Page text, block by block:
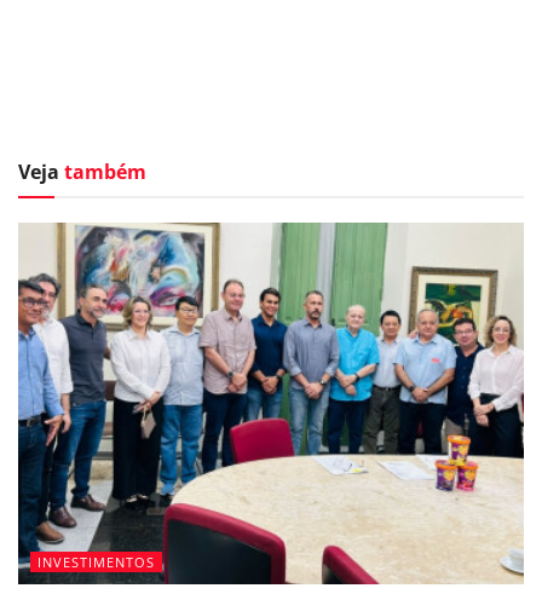
Veja também
INVESTIMENTOS